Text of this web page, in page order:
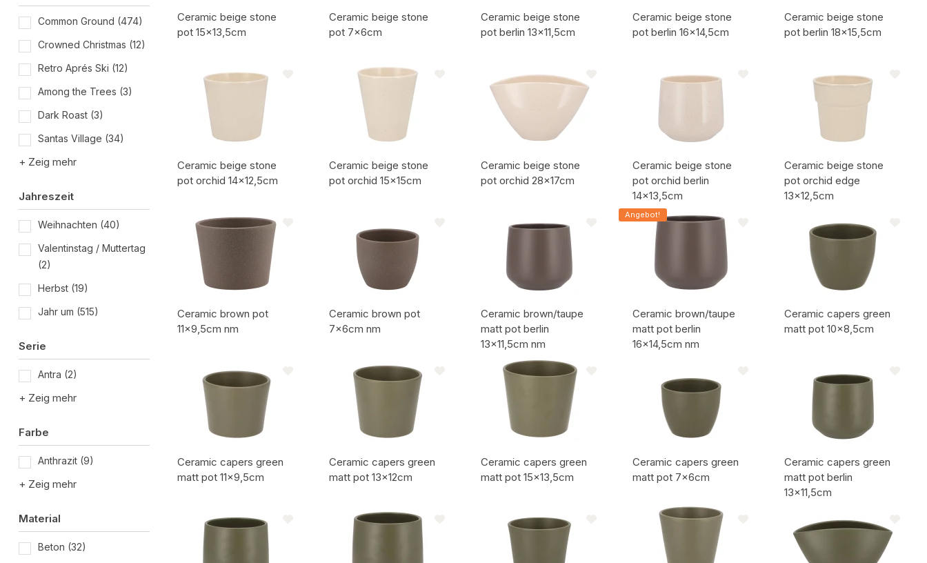
Common Ground (474)
Crowned Christmas (12)
Retro Aprés Ski (12)
Among the Trees (3)
Dark Roast (3)
Santas Village (34)
+ Zeig mehr
Jahreszeit
Weihnachten (40)
Valentinstag / Muttertag
(2)
Herbst (19)
Jahr um (515)
Serie
Antra (2)
+ Zeig mehr
Farbe
Anthrazit (9)
+ Zeig mehr
Material
Beton (32)
Ceramic beige stone
pot 15x13,5cm
Ceramic beige stone
pot 7x6cm
Ceramic beige stone
pot berlin 13x11,5cm
Ceramic beige stone
pot berlin 16x14,5cm
Ceramic beige stone
pot berlin 18x15,5cm
Ceramic beige stone
pot orchid 14x12,5cm
Ceramic beige stone
pot orchid 15x15cm
Ceramic beige stone
pot orchid 28x17cm
Ceramic beige stone
pot orchid berlin
14x13,5cm
Artikelcode:
Ceramic beige stone
pot orchid edge
13x12,5cm
Ceramic brown pot
11x9,5cm nm
Ceramic brown pot
7x6cm nm
Ceramic brown/taupe
matt pot berlin
13x11,5cm nm
Artikelcode:
Angebot!
Ceramic brown/taupe
matt pot berlin
16x14,5cm nm
Ceramic capers green
matt pot 10x8,5cm
Ceramic capers green
matt pot 11x9,5cm
Ceramic capers green
matt pot 13x12cm
Ceramic capers green
matt pot 15x13,5cm
Ceramic capers green
matt pot 7x6cm
Artikelcode:
Ceramic capers green
matt pot berlin
13x11,5cm